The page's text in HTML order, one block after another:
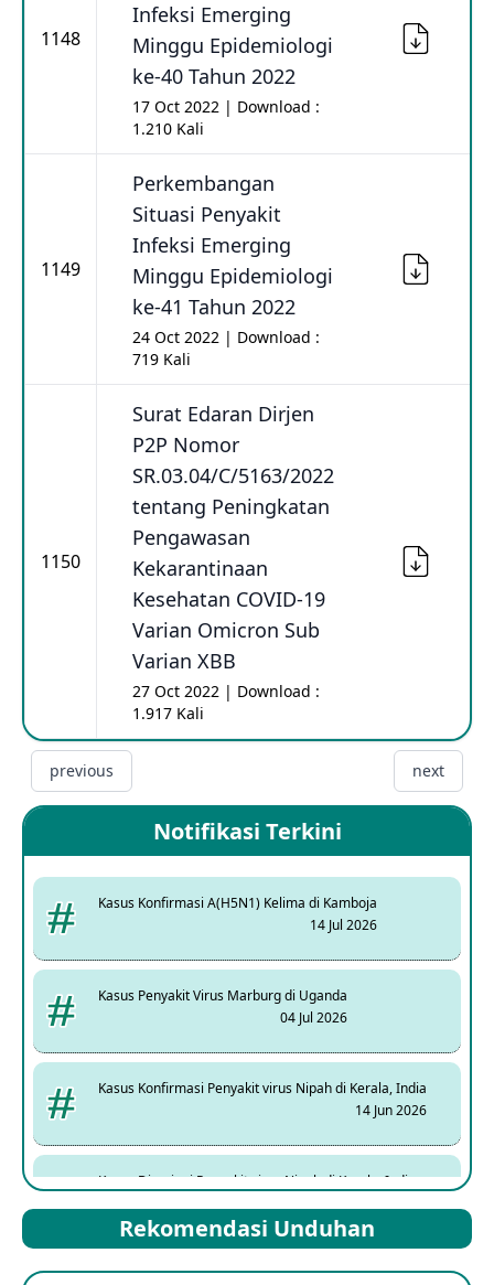
1148
Infeksi Emerging
Minggu Epidemiologi
ke-40 Tahun 2022
17 Oct 2022 | Download :
1.210 Kali
1149
Perkembangan
Situasi Penyakit
Infeksi Emerging
Minggu Epidemiologi
ke-41 Tahun 2022
24 Oct 2022 | Download :
719 Kali
1150
Surat Edaran Dirjen
P2P Nomor
SR.03.04/C/5163/2022
tentang Peningkatan
Pengawasan
Kekarantinaan
Kesehatan COVID-19
Varian Omicron Sub
Varian XBB
27 Oct 2022 | Download :
1.917 Kali
previous next
Notifikasi Terkini
Kasus Konfirmasi A(H5N1) Kelima di Kamboja
14 Jul 2026
Kasus Penyakit Virus Marburg di Uganda
04 Jul 2026
Kasus Konfirmasi Penyakit virus Nipah di Kerala, India
14 Jun 2026
Kasus Dicurigai Penyakit virus Nipah di Kerala, India
Mpox Clade 1b di Taiwan
Rekomendasi Unduhan